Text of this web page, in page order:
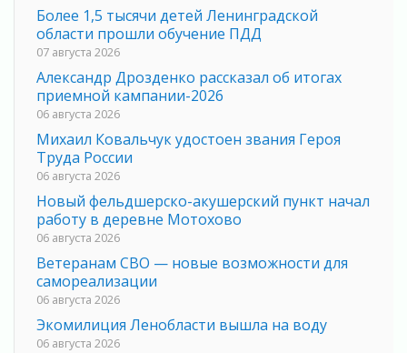
Более 1,5 тысячи детей Ленинградской
области прошли обучение ПДД
07 августа 2026
Александр Дрозденко рассказал об итогах
приемной кампании-2026
06 августа 2026
Михаил Ковальчук удостоен звания Героя
Труда России
06 августа 2026
Новый фельдшерско-акушерский пункт начал
работу в деревне Мотохово
06 августа 2026
Ветеранам СВО — новые возможности для
самореализации
06 августа 2026
Экомилиция Ленобласти вышла на воду
06 августа 2026